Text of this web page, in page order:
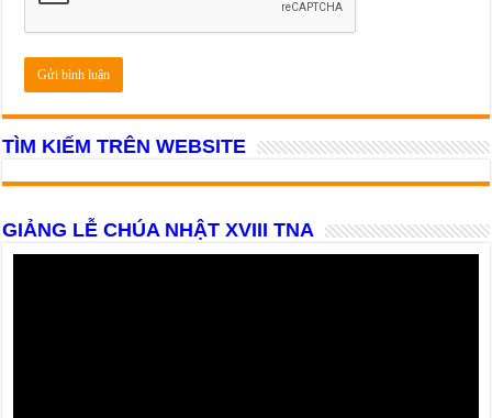
TÌM KIẾM TRÊN WEBSITE
GIẢNG LỄ CHÚA NHẬT XVIII TNA